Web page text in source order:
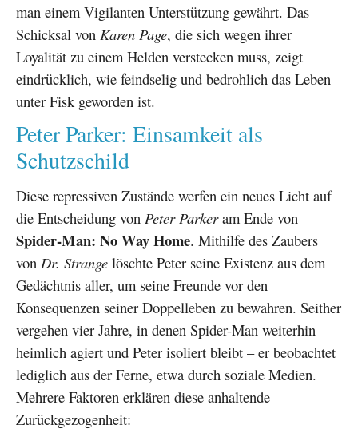
man einem Vigilanten Unterstützung gewährt. Das
Schicksal von Karen Page, die sich wegen ihrer
Loyalität zu einem Helden verstecken muss, zeigt
eindrücklich, wie feindselig und bedrohlich das Leben
unter Fisk geworden ist.
Peter Parker: Einsamkeit als
Schutzschild
Diese repressiven Zustände werfen ein neues Licht auf
die Entscheidung von Peter Parkeram Ende von
Spider-Man: No Way Home. Mithilfe des Zaubers
von Dr. Strange löschte Peter seine Existenz aus dem
Gedächtnis aller, um seine Freunde vor den
Konsequenzen seiner Doppelleben zu bewahren. Seither
vergehen vier Jahre, in denen Spider-Man weiterhin
heimlich agiert und Peter isoliert bleibt – er beobachtet
lediglich aus der Ferne, etwa durch soziale Medien.
Mehrere Faktoren erklären diese anhaltende
Zurückgezogenheit: